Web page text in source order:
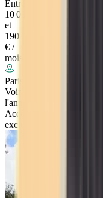
Entre
10 000
et
190 000
€ /
mois
Paris
Voir
l'annonce
Accès
exclusif